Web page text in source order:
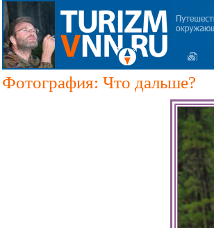
Фотография: Что дальше?